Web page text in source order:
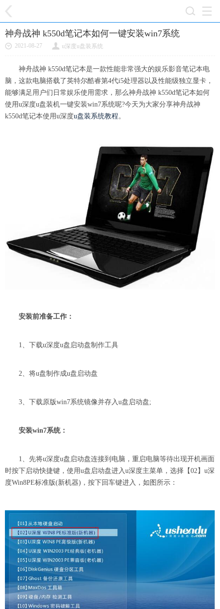
神舟战神 k550d笔记本如何一键安装win7系统
2021-08-27 u深度u盘装系统
神舟战神 k550d笔记本是一款性能非常强大的娱乐影音笔记本电
脑，这款电脑搭载了英特尔酷睿第4代i5处理器以及性能级独立显卡，
能够满足用户们日常娱乐使用需求，那么神舟战神 k550d笔记本如何
使用u深度u盘装机一键安装win7系统呢?今天为大家分享神舟战神
k550d笔记本使用u深度u盘装系统教程。
安装前准备工作：
1、下载u深度u盘启动盘制作工具
2、将u盘制作成u盘启动盘
3、下载原版win7系统镜像并存入u盘启动盘;
安装win7系统：
1、先将u深度u盘启动盘连接到电脑，重启电脑等待出现开机画面
时按下启动快捷键，使用u盘启动盘进入u深度主菜单，选择【02】u深
度Win8PE标准版(新机器)，按下回车键进入，如图所示：